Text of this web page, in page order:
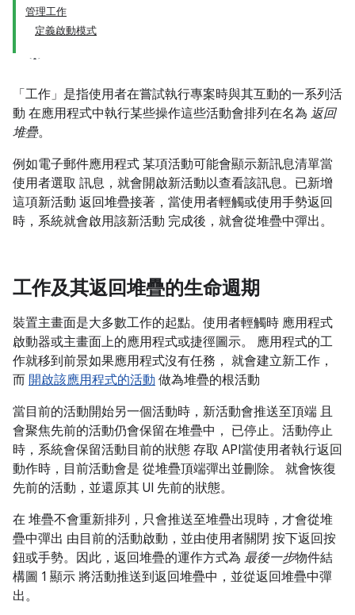
管理工作
定義啟動模式
「工作」是指使用者在嘗試執行專案時與其互動的一系列活
動 在應用程式中執行某些操作這些活動會排列在名為 返回
堆疊。
例如電子郵件應用程式 某項活動可能會顯示新訊息清單當
使用者選取 訊息，就會開啟新活動以查看該訊息。已新增
這項新活動 返回堆疊接著，當使用者輕觸或使用手勢返回
時，系統就會啟用該新活動 完成後，就會從堆疊中彈出。
工作及其返回堆疊的生命週期
裝置主畫面是大多數工作的起點。使用者輕觸時 應用程式
啟動器或主畫面上的應用程式或捷徑圖示。 應用程式的工
作就移到前景如果應用程式沒有任務， 就會建立新工作，
而 開啟該應用程式的活動 做為堆疊的根活動
當目前的活動開始另一個活動時，新活動會推送至頂端 且
會聚焦先前的活動仍會保留在堆疊中， 已停止。活動停止
時，系統會保留活動目前的狀態 存取 API當使用者執行返回
動作時，目前活動會是 從堆疊頂端彈出並刪除。 就會恢復
先前的活動，並還原其 UI 先前的狀態。
在 堆疊不會重新排列，只會推送至堆疊出現時，才會從堆
疊中彈出 由目前的活動啟動，並由使用者關閉 按下返回按
鈕或手勢。因此，返回堆疊的運作方式為 最後一步物件結
構圖 1 顯示 將活動推送到返回堆疊中，並從返回堆疊中彈
出。